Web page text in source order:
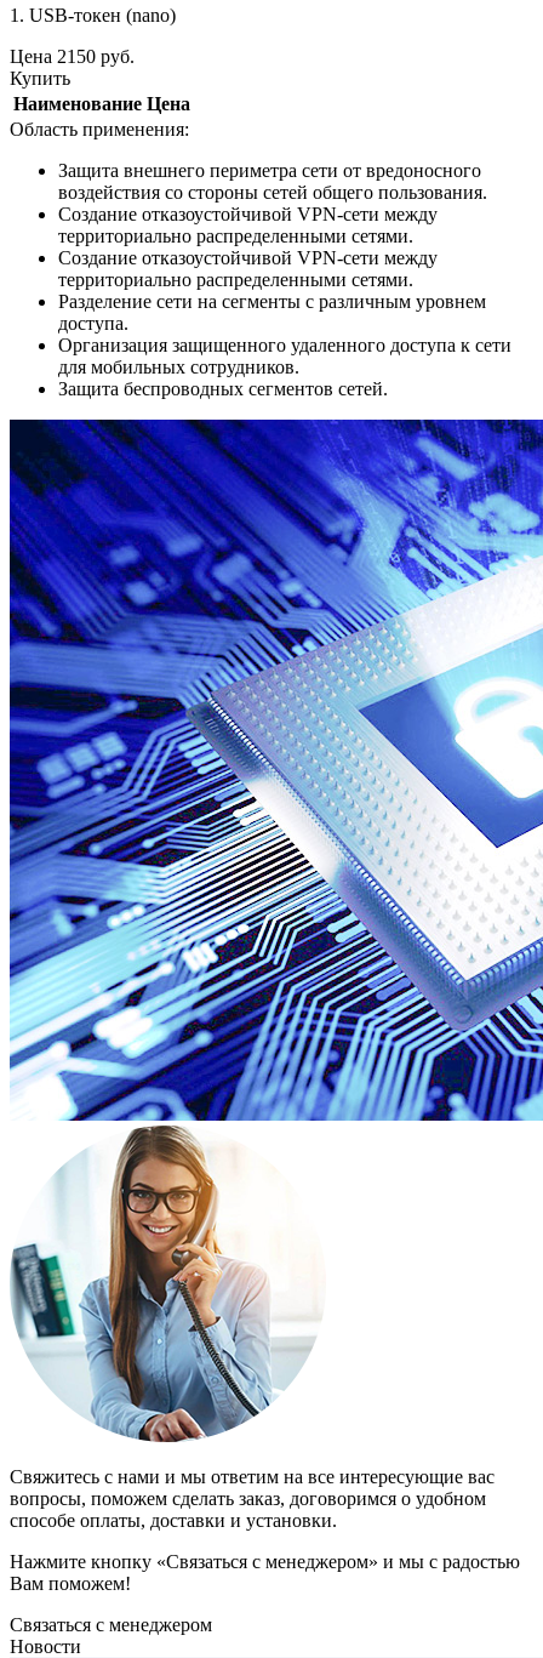
1. USB-токен (nano)
Цена 2150 руб.
Купить
Наименование Цена
Область применения:
Защита внешнего периметра сети от вредоносного
воздействия со стороны сетей общего пользования.
Создание отказоустойчивой VPN-сети между
территориально распределенными сетями.
Создание отказоустойчивой VPN-сети между
территориально распределенными сетями.
Разделение сети на сегменты с различным уровнем
доступа.
Организация защищенного удаленного доступа к сети
для мобильных сотрудников.
Защита беспроводных сегментов сетей.
Свяжитесь с нами и мы ответим на все интересующие вас
вопросы, поможем сделать заказ, договоримся о удобном
способе оплаты, доставки и установки.
Нажмите кнопку «Связаться с менеджером» и мы с радостью
Вам поможем!
Связаться с менеджером
Новости